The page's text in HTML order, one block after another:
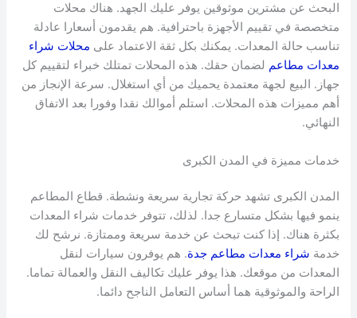
البحث عن مشترين موثوقين يوفر عليك الجهد. هناك محلات
متخصصة في تقييم الأجهزة باحترافية. هم يقدمون أسعارا عادلة
تناسب حالة المعدات. يمكنك بكل ثقة الاعتماد على محلات شراء
معدات مطاعم لضمان حقك. هذه المحلات تمتلك خبراء لتقييم كل
جهاز. البيع لجهة معتمدة يحميك من أي استغلال. سرعة الإنجاز من
أهم مميزات هذه المحلات. استلم أموالك نقدا وفورا بعد الاتفاق
النهائي.
خدمات مميزة في المدن الكبرى
المدن الكبرى تشهد حركة تجارية سريعة ونشطة. قطاع المطاعم
ينمو فيها بشكل متسارع جدا. لذلك، تتوفر خدمات شراء المعدات
بكثرة هناك. إذا كنت تبحث عن خدمة سريعة وممتازة. نرشح لك
خدمة شراء معدات مطاعم جدة. هم يوفرون سيارات لنقل
المعدات من موقعك. هذا يوفر عليك تكاليف النقل والعمالة تماما.
الراحة والموثوقية هما أساس التعامل الناجح دائما.